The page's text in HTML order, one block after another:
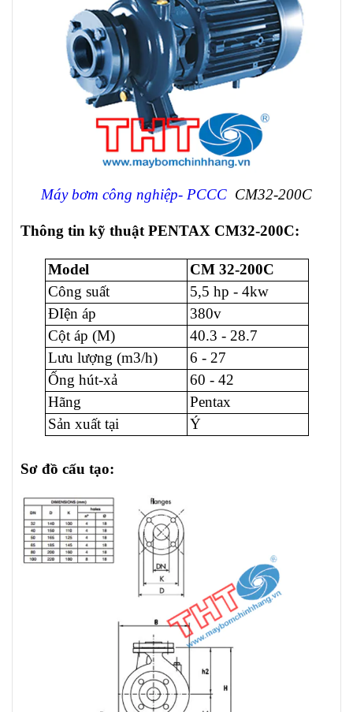
Máy bơm công nghiệp- PCCC CM32-200C
Thông tin kỹ thuật PENTAX CM32-200C:
Model
CM 32-200C
Công suất
5,5 hp - 4kw
ĐIện áp
380v
Cột áp (M)
40.3 - 28.7
Lưu lượng (m3/h)
6 - 27
Ống hút-xả
60 - 42
Hãng
Pentax
Sản xuất tại
Ý
Sơ đồ cấu tạo: